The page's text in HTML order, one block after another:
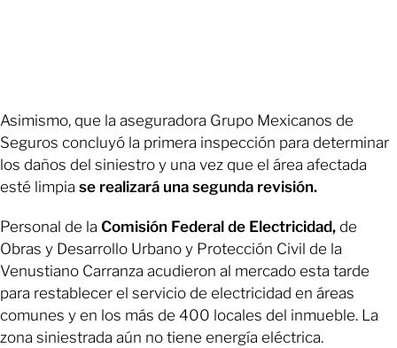
Asimismo, que la aseguradora Grupo Mexicanos de
Seguros concluyó la primera inspección para determinar
los daños del siniestro y una vez que el área afectada
esté limpia se realizará una segunda revisión.
Personal de la Comisión Federal de Electricidad, de
Obras y Desarrollo Urbano y Protección Civil de la
Venustiano Carranza acudieron al mercado esta tarde
para restablecer el servicio de electricidad en áreas
comunes y en los más de 400 locales del inmueble. La
zona siniestrada aún no tiene energía eléctrica.